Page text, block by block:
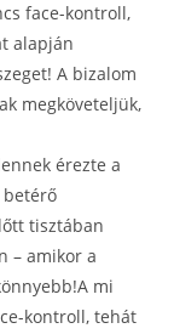
face-kontroll,
alapján
A bizalom
megköveteljük,
érezte a
betérő
tisztában
– amikor a
mi
kontroll, tehát